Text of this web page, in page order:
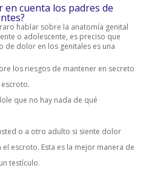
en cuenta los padres de
hablar sobre la anatomía genital
o adolescente, es preciso que
de dolor en los genitales es una
los riesgos de mantener en secreto
que no hay nada de qué
o a otro adulto si siente dolor
escroto. Esta es la mejor manera de
testículo.